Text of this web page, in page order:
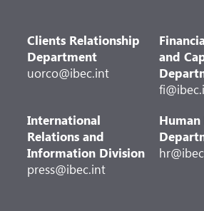
Clients Relationship
Department
uorco@ibec.int
and
International
Relations and
Information Division
press@ibec.int
Human